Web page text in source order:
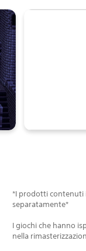
*I prodotti contenuti
separatamente*
I giochi che hanno
nella